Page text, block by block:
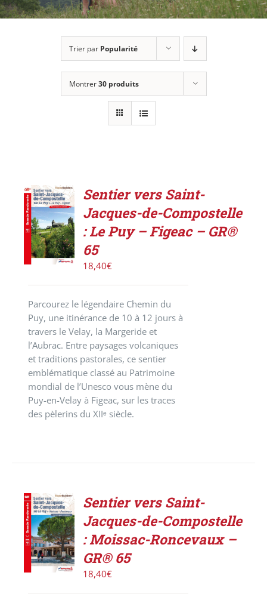
Trier par Popularité
Montrer30 produits
AJOUTER
AU
PANIER
/
DÉTAILS
Sentier vers Saint-
Jacques-de-Compostelle
: Le Puy – Figeac – GR®
65
18,40€
Parcourez le légendaire Chemin du
Puy, une itinérance de 10 à 12 jours à
travers le Velay, la Margeride et
l’Aubrac. Entre paysages volcaniques
et traditions pastorales, ce sentier
emblématique classé au Patrimoine
mondial de l’Unesco vous mène du
Puy-en-Velay à Figeac, sur les traces
des pèlerins du XIIᵉ siècle.
AJOUTER
AU
PANIER
/
DÉTAILS
Sentier vers Saint-
Jacques-de-Compostelle
: Moissac-Roncevaux –
GR® 65
18,40€